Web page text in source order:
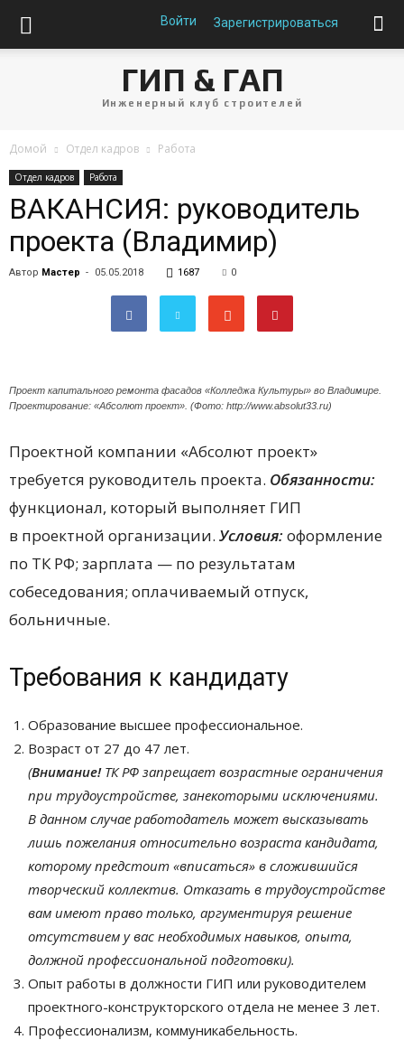
Войти Зарегистрироваться
ГИП & ГАП
Инженерный клуб строителей
Домой Отдел кадров Работа
Отдел кадров Работа
ВАКАНСИЯ: руководитель
проекта (Владимир)
Автор Мастер - 05.05.2018 1687 0
Проект капитального ремонта фасадов «Колледжа Культуры» во Владимире.
Проектирование: «Абсолют проект». (Фото: http://www.absolut33.ru)
Проектной компании «Абсолют проект»
требуется руководитель проекта. Обязанности:
функционал, который выполняет ГИП
в проектной организации. Условия: оформление
по ТК РФ; зарплата — по результатам
собеседования; оплачиваемый отпуск,
больничные.
Требования к кандидату
Образование высшее профессиональное.
Возраст от 27 до 47 лет.
(Внимание!ТК РФ запрещает возрастные ограничения
при трудоустройстве, занекоторыми исключениями.
В данном случае работодатель может высказывать
лишь пожелания относительно возраста кандидата,
которому предстоит «вписаться» в сложившийся
творческий коллектив. Отказать в трудоустройстве
вам имеют право только, аргументируя решение
отсутствием у вас необходимых навыков, опыта,
должной профессиональной подготовки).
Опыт работы в должности ГИП или руководителем
проектного-конструкторского отдела не менее 3 лет.
Профессионализм, коммуникабельность.